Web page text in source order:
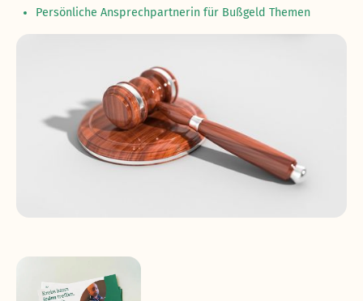
Persönliche Ansprechpartnerin für Bußgeld Themen